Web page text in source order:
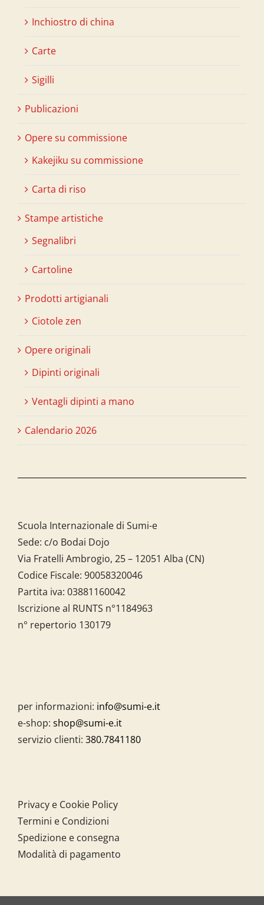
Inchiostro di china
Carte
Sigilli
Publicazioni
Opere su commissione
Kakejiku su commissione
Carta di riso
Stampe artistiche
Segnalibri
Cartoline
Prodotti artigianali
Ciotole zen
Opere originali
Dipinti originali
Ventagli dipinti a mano
Calendario 2026
Scuola Internazionale di Sumi-e
Sede: c/o Bodai Dojo
Via Fratelli Ambrogio, 25 – 12051 Alba (CN)
Codice Fiscale: 90058320046
Partita iva: 03881160042
Iscrizione al RUNTS n°1184963
n° repertorio 130179
per informazioni: info@sumi-e.it
e-shop: shop@sumi-e.it
servizio clienti: 380.7841180
Privacy e Cookie Policy
Termini e Condizioni
Spedizione e consegna
Modalità di pagamento